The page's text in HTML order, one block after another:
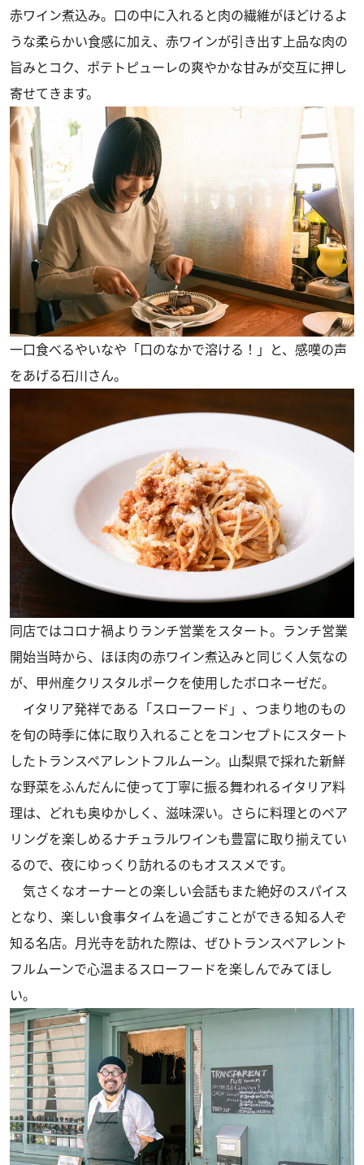
赤ワイン煮込み。口の中に入れると肉の繊維がほどけるよ
うな柔らかい食感に加え、赤ワインが引き出す上品な肉の
旨みとコク、ポテトピューレの爽やかな甘みが交互に押し
寄せてきます。
一口食べるやいなや「口のなかで溶ける！」と、感嘆の声
をあげる石川さん。
同店ではコロナ禍よりランチ営業をスタート。ランチ営業
開始当時から、ほほ肉の赤ワイン煮込みと同じく人気なの
が、甲州産クリスタルポークを使用したボロネーゼだ。
イタリア発祥である「スローフード」、つまり地のもの
を旬の時季に体に取り入れることをコンセプトにスタート
したトランスペアレントフルムーン。山梨県で採れた新鮮
な野菜をふんだんに使って丁寧に振る舞われるイタリア料
理は、どれも奥ゆかしく、滋味深い。さらに料理とのペア
リングを楽しめるナチュラルワインも豊富に取り揃えてい
るので、夜にゆっくり訪れるのもオススメです。
気さくなオーナーとの楽しい会話もまた絶好のスパイス
となり、楽しい食事タイムを過ごすことができる知る人ぞ
知る名店。月光寺を訪れた際は、ぜひトランスペアレント
フルムーンで心温まるスローフードを楽しんでみてほし
い。